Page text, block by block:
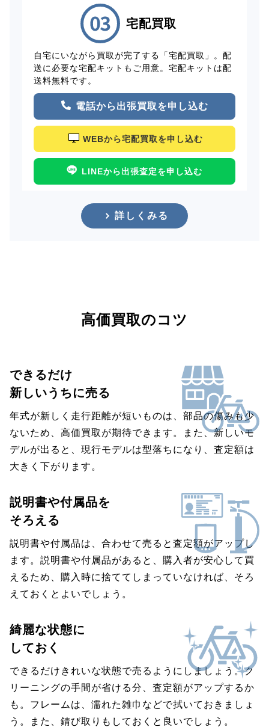
宅配買取
自宅にいながら買取が完了する「宅配買取」。配
送に必要な宅配キットもご用意。宅配キットは配
送料無料です。
電話から出張買取を申し込む
WEBから宅配買取を申し込む
LINEから出張査定を申し込む
詳しくみる
高価買取のコツ
できるだけ
新しいうちに売る
年式が新しく走行距離が短いものは、部品の傷みも少
ないため、高価買取が期待できます。また、新しいモ
デルが出ると、現行モデルは型落ちになり、査定額は
大きく下がります。
説明書や付属品を
そろえる
説明書や付属品は、合わせて売ると査定額がアップし
ます。説明書や付属品があると、購入者が安心して買
えるため、購入時に捨ててしまっていなければ、そろ
えておくとよいでしょう。
綺麗な状態に
しておく
できるだけきれいな状態で売るようにしましょう。ク
リーニングの手間が省ける分、査定額がアップするか
も。フレームは、濡れた雑巾などで拭いておきましょ
う。また、錆び取りもしておくと良いでしょう。